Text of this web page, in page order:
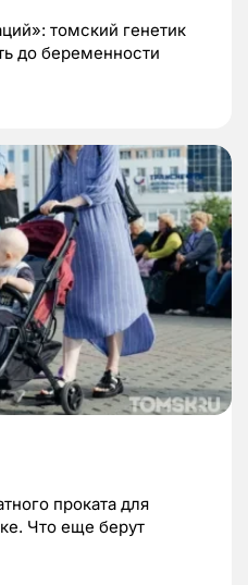
томский генетик
до беременности
проката для
Что еще берут